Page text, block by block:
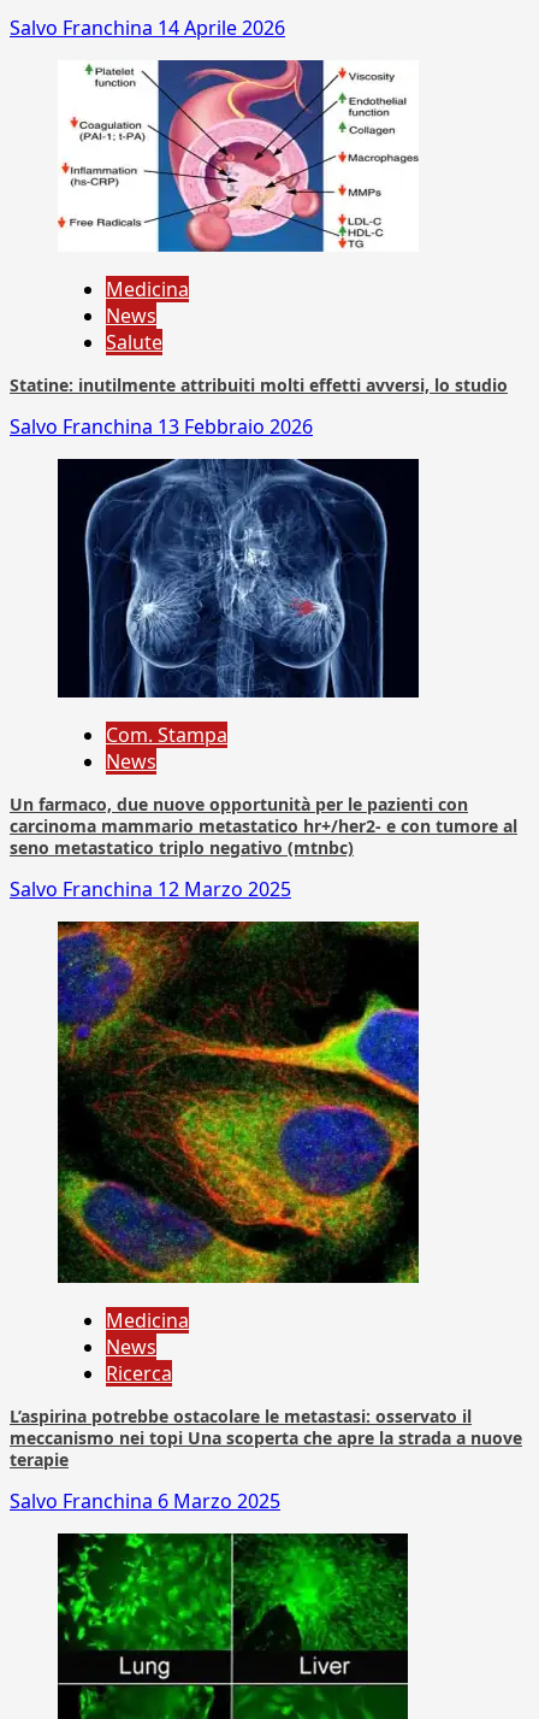
Salvo Franchina 14 Aprile 2026
Medicina
News
Salute
Statine: inutilmente attribuiti molti effetti avversi, lo studio
Salvo Franchina 13 Febbraio 2026
Com. Stampa
News
Un farmaco, due nuove opportunità per le pazienti con
carcinoma mammario metastatico hr+/her2- e con tumore al
seno metastatico triplo negativo (mtnbc)
Salvo Franchina 12 Marzo 2025
Medicina
News
Ricerca
L’aspirina potrebbe ostacolare le metastasi: osservato il
meccanismo nei topi Una scoperta che apre la strada a nuove
terapie
Salvo Franchina 6 Marzo 2025